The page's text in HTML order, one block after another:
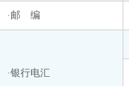
·邮 编
·银行电汇